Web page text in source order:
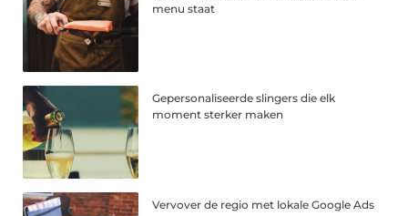
menu staat
Gepersonaliseerde slingers die elk
moment sterker maken
Vervover de regio met lokale Google Ads